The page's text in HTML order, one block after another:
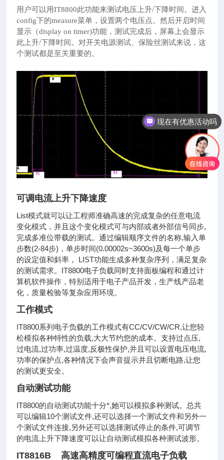
可以介绍下你们的产品么
现在有优惠活动吗
用户可以用IT8800此功能来测试电压上升/下降时间。进入
config下的measure菜单，设置两个电压点。然后开启时间
显示（display on timer)功能，测试完成后，屏幕上会显示
此上升/下降时间。 对开关电源测试、保险丝测试来说，这
个测试都是至关重要的。
可调电流上升下降速度
List模式就可以让工程师准确高速的完成复杂的任意电流
变化模式，并且这个变化模式可与内部或者外部信号同步,
完成多准位带载的测试。通过编辑顺序文件的名称,输入单
步数(2-84步)，单步时间(0.00002s~3600s)及每一个单步
的设定值和斜率， LIST功能生成多种复杂序列，满足复杂
的测试需求。IT8800电子负载同时支持面板编程和通过计
算机软件操作，特别适用于电子产品开发，生产线产品老
化，质量检验等复杂应用环境。
工作模式
IT8800系列电子负载的工作模式有CC/CV/CW/CR,让您轻
松模拟各种特性的负载,大大节约您的成本。支持过点压,
过电流,过功率,过温度,反极性保护,并且可以设置电压电流,
功率的保护点,各种情况下会声音提示并且切断电路,让您
的测试更安全。
自动测试功能
IT8800的自动测试功能十分*,她可以模拟多种测试。总共
可以编辑10个测试文件,还可以选择一个测试文件和另外一
个测试文件连接,另外还可以选择测试停止的条件,可调节
的电流上升下降速度可以让自动测试模拟各种测试波形。
IT8816B 高速高精度可编程直流电子负载